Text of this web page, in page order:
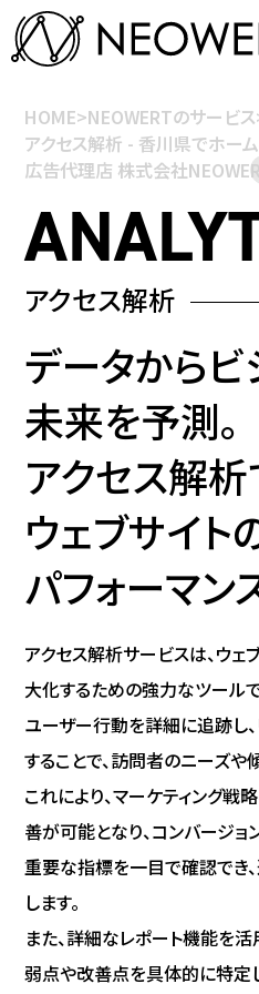
HOME>NEOWERTのサービス
アクセス解析 - 香川県でホー
広告代理店 株式会社
アクセス解析
データから
未来を予測。
アクセス解
ウェブサイト
パフォーマン
アクセス解析サービスは、ウェ
大化するための強力なツールで
ユーザー行動を詳細に追跡し
することで、訪問者のニーズや
これにより、マーケティング
善が可能となり、コンバージョ
重要な指標を一目で確認でき
します。
また、詳細なレポート機能を活
弱点や改善点を具体的に特定